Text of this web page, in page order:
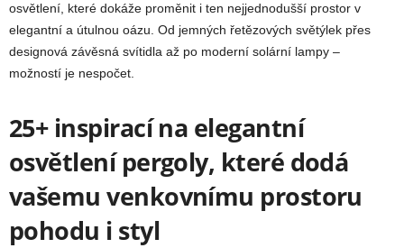
osvětlení, které dokáže proměnit i ten nejjednodušší prostor v
elegantní a útulnou oázu. Od jemných řetězových světýlek přes
designová závěsná svítidla až po moderní solární lampy –
možností je nespočet.
25+ inspirací na elegantní
osvětlení pergoly, které dodá
vašemu venkovnímu prostoru
pohodu i styl